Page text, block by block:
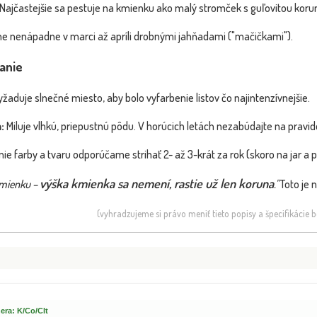
sa pestuje na kmienku ako malý stromček s guľovitou
nenápadne v marci až apríli drobnými jahňadami ("mačičkami").
slnečné miesto, aby bolo vyfarbenie listov čo najintenzívnejšie.
Miluje vlhkú, priepustnú pôdu. V horúcich letách nezabúdajte na
farby a tvaru odporúčame strihať 2- až 3-krát za rok (skoro na jar a
– výška kmienka sa nemení, rastie už len koruna."Toto je
(vyhradzujeme si právo meniť tieto popisy a špecifikácie
K/Co/Clt